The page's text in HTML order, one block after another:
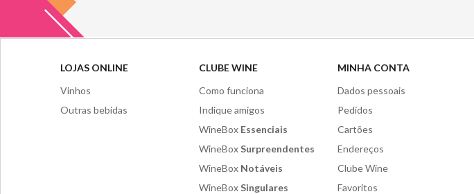
LOJAS ONLINE
Vinhos
Outras bebidas
CLUBE WINE
Como funciona
Indique amigos
WineBox Essenciais
WineBoxSurpreendentes
WineBox Notáveis
WineBoxSingulares
MINHA CONTA
Dados pessoais
Pedidos
Cartões
Endereços
Clube Wine
Favoritos